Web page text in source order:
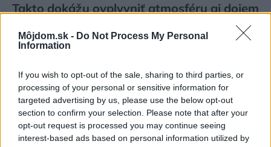
Môjdom.sk - Do Not Process My Personal
Information
If you wish to opt-out of the sale, sharing to third parties, or
processing of your personal or sensitive information for
targeted advertising by us, please use the below opt-out
section to confirm your selection. Please note that after your
opt-out request is processed you may continue seeing
interest-based ads based on personal information utilized by
Takto dokážu ovplyvniť atmosféru aj dojem